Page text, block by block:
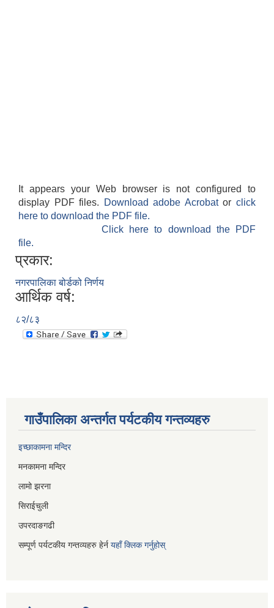
It appears your Web browser is not configured to
display PDF files.
Download adobe Acrobatorclick
here to download the PDF file.
Click here to download the PDF
file.
प्रकार:
नगरपालिका बोर्डको निर्णय
आर्थिक वर्ष:
८२/८३
गाउँपालिका अन्तर्गत पर्यटकीय गन्तव्यहरु
इच्छाकामना मन्दिर
मनकामना मन्दिर
लामो झरना
सिराईचुली
उपरदाङगढी
सम्पूर्ण पर्यटकीय गन्तव्यहरु हेर्न यहाँ क्लिक गर्नुहोस्